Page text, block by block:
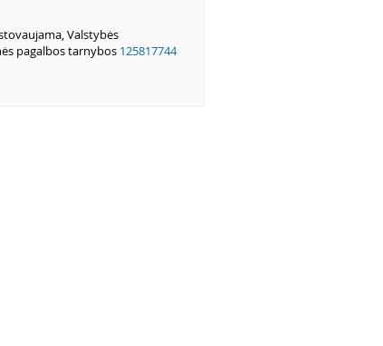
Valstybės
pagalbos tarnybos 125817744